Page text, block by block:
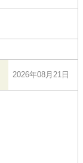
2026年08月21日